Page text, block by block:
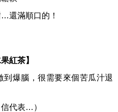
還滿順口的！
紅茶】
爆腦，很需要來個苦瓜汁退
代表…）